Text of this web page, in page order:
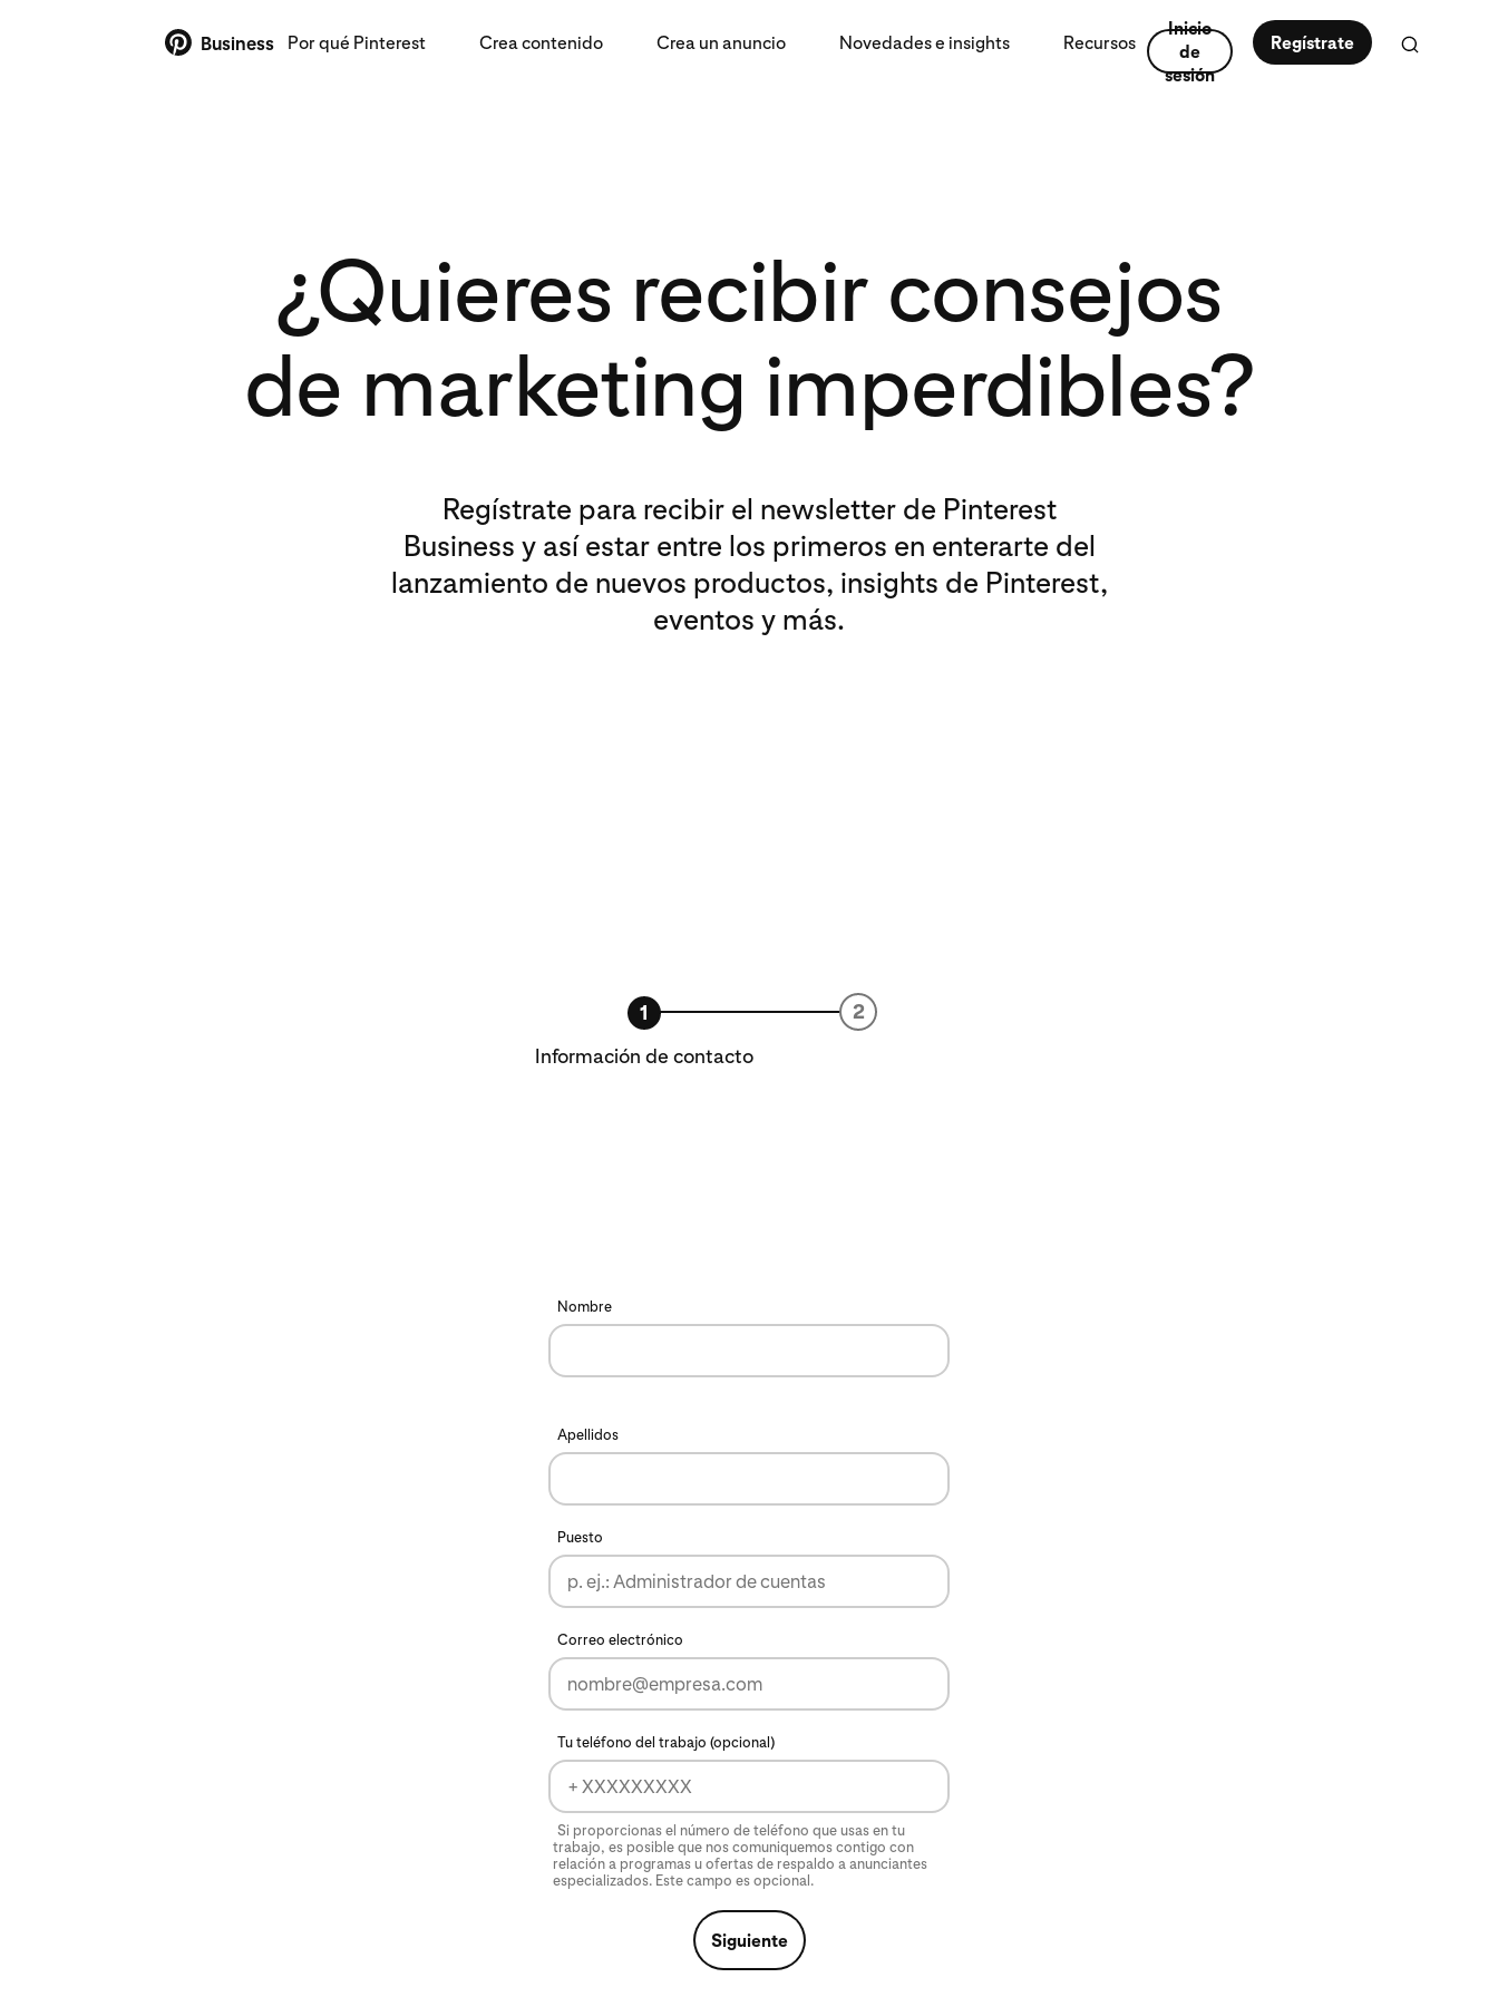
Business Por qué Pinterest Crea contenido Crea un anuncio Novedades e insights Recursos
Inicio
de
sesión
Regístrate
¿Quieres recibir consejos
de marketing imperdibles?
Regístrate para recibir el newsletter de Pinterest
Business y así estar entre los primeros en enterarte del
lanzamiento de nuevos productos, insights de Pinterest,
eventos y más.
1
Información de contacto
2
Nombre
Apellidos
Puesto
Correo electrónico
Tu teléfono del trabajo (opcional)
Si proporcionas el número de teléfono que usas en tu
trabajo, es posible que nos comuniquemos contigo con
relación a programas u ofertas de respaldo a anunciantes
especializados. Este campo es opcional.
Siguiente